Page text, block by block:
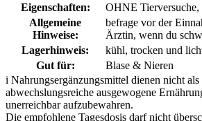
Eigenschaften:
OHNE Tierversuche,
Allgemeine
Hinweise:
befrage vor der
Ärztin, wenn du
Lagerhinweis:
kühl, trocken und
Gut für:
Blase & Nieren
i Nahrungsergänzungsmittel dienen nicht
abwechslungsreiche ausgewogene
unerreichbar aufzubewahren.
Die empfohlene Tagesdosis darf nicht